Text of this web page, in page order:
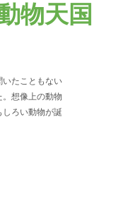
物天国
いたこともない
想像上の動物
ろい動物が誕